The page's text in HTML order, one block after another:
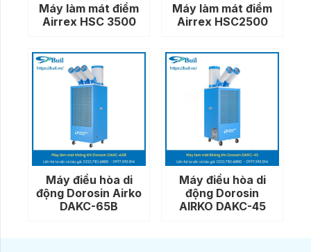
Máy làm mát điểm
Airrex HSC 3500
Máy làm mát điểm
Airrex HSC2500
Máy điều hòa di
động Dorosin Airko
DAKC-65B
Máy điều hòa di
động Dorosin
AIRKO DAKC-45